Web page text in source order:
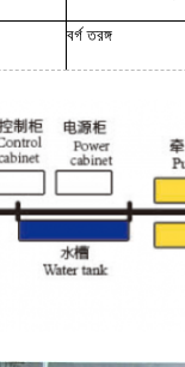
বর্গ তরঙ্গ